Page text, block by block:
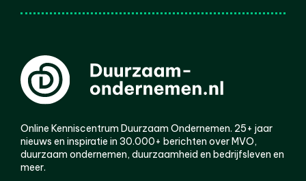
Online Kenniscentrum Duurzaam Ondernemen. 25+ jaar
nieuws en inspiratie in 30.000+ berichten over MVO,
duurzaam ondernemen, duurzaamheid en bedrijfsleven en
meer.